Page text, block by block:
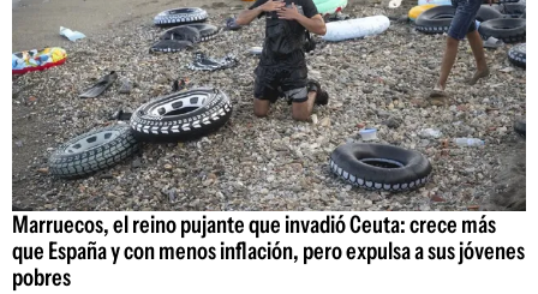
Marruecos, el reino pujante que invadió Ceuta: crece más
que España y con menos inflación, pero expulsa a sus jóvenes
pobres